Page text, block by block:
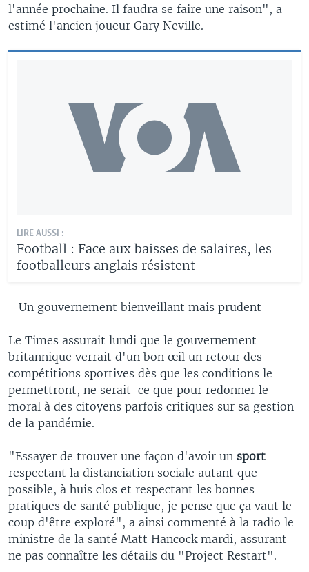
l'année prochaine. Il faudra se faire une raison", a
estimé l'ancien joueur Gary Neville.
LIRE AUSSI :
Football : Face aux baisses de salaires, les
footballeurs anglais résistent
- Un gouvernement bienveillant mais prudent -
Le Times assurait lundi que le gouvernement
britannique verrait d'un bon œil un retour des
compétitions sportives dès que les conditions le
permettront, ne serait-ce que pour redonner le
moral à des citoyens parfois critiques sur sa gestion
de la pandémie.
"Essayer de trouver une façon d'avoir un sport
respectant la distanciation sociale autant que
possible, à huis clos et respectant les bonnes
pratiques de santé publique, je pense que ça vaut le
coup d'être exploré", a ainsi commenté à la radio le
ministre de la santé Matt Hancock mardi, assurant
ne pas connaître les détails du "Project Restart".